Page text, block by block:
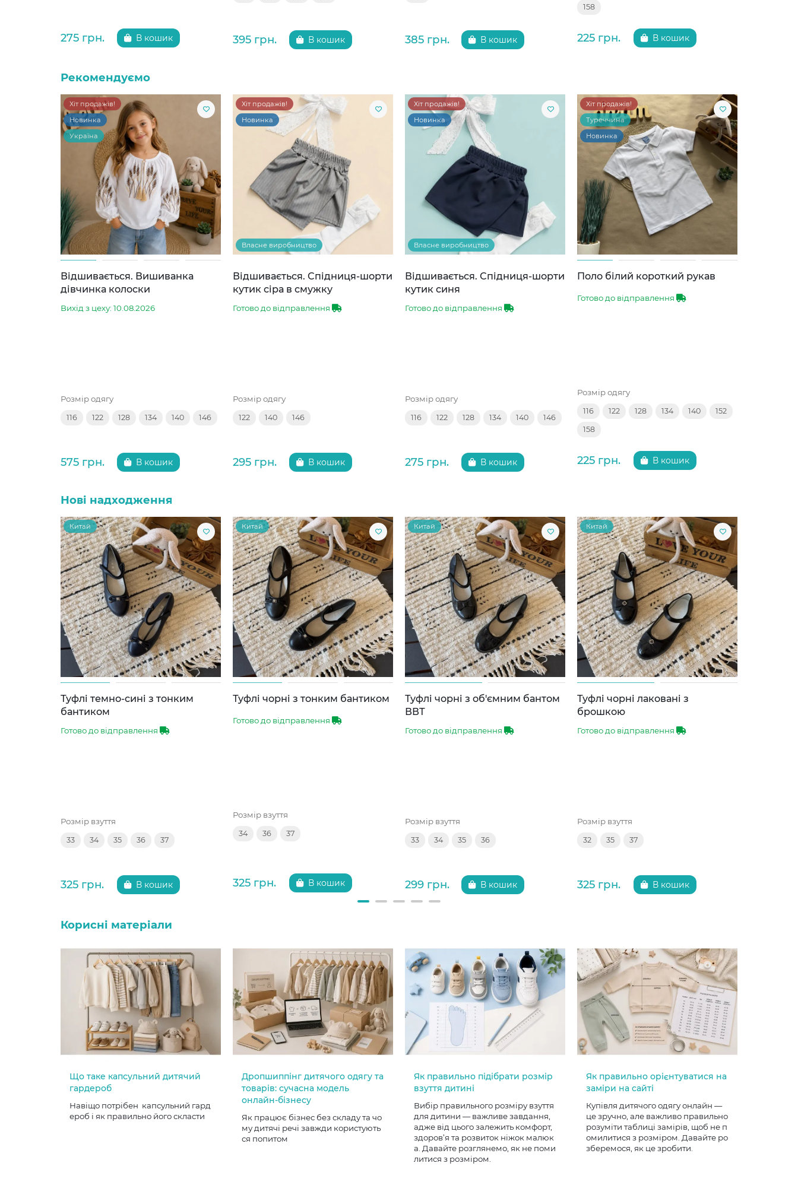
275 грн. В кошик 395 грн. В кошик 385 грн. В кошик
158
225 грн. В кошик
Рекомендуємо
Хіт продажів!
Новинка
Україна
Відшивається. Вишиванка
дівчинка колоски
Вихід з цеху: 10.08.2026
Розмір одягу
116 122 128 134 140 146
575 грн. В кошик
Хіт продажів!
Новинка
Власне виробництво
Відшивається. Спідниця-шорти
кутик сіра в смужку
Готово до відправлення
Розмір одягу
122 140 146
295 грн. В кошик
Хіт продажів!
Новинка
Власне виробництво
Відшивається. Спідниця-шорти
кутик синя
Готово до відправлення
Розмір одягу
116 122 128 134 140 146
275 грн. В кошик
Хіт продажів!
Туреччина
Новинка
Поло білий короткий рукав
Готово до відправлення
Розмір одягу
116 122 128 134 140 152
158
225 грн. В кошик
Нові надходження
Китай
Туфлі темно-сині з тонким
бантиком
Готово до відправлення
Розмір взуття
33 34 35 36 37
325 грн. В кошик
Китай
Туфлі чорні з тонким бантиком
Готово до відправлення
Розмір взуття
34 36 37
325 грн. В кошик
Китай
Туфлі чорні з об'ємним бантом
ВВТ
Готово до відправлення
Розмір взуття
33 34 35 36
299 грн. В кошик
Китай
Туфлі чорні лаковані з
брошкою
Готово до відправлення
Розмір взуття
32 35 37
325 грн. В кошик
Корисні матеріали
Що таке капсульний дитячий
гардероб
Навіщо потрібен капсульний гард
ероб і як правильно його скласти
Дропшиппінг дитячого одягу та
товарів: сучасна модель
онлайн-бізнесу
Як працює бізнес без складу та чо
му дитячі речі завжди користують
ся попитом
Як правильно підібрати розмір
взуття дитині
Вибір правильного розміру взуття
для дитини — важливе завдання,
адже від цього залежить комфорт,
здоров’я та розвиток ніжок малюк
а. Давайте розглянемо, як не поми
литися з розміром.
Як правильно орієнтуватися на
заміри на сайті
Купівля дитячого одягу онлайн —
це зручно, але важливо правильно
розуміти таблиці замірів, щоб не п
омилитися з розміром. Давайте ро
зберемося, як це зробити.